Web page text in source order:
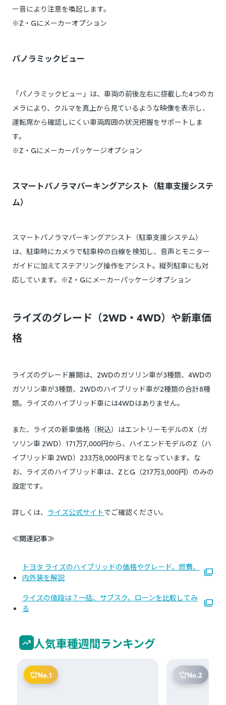
ー音により注意を喚起します。
※Z・Gにメーカーオプション
パノラミックビュー
「パノラミックビュー」は、車両の前後左右に搭載した4つのカ
メラにより、クルマを真上から見ているような映像を表示し、
運転席から確認しにくい車両周囲の状況把握をサポートしま
す。
※Z・Gにメーカーパッケージオプション
スマートパノラマパーキングアシスト（駐車支援システ
ム）
スマートパノラマパーキングアシスト（駐車支援システム）
は、駐車時にカメラで駐車枠の白線を検知し、音声とモニター
ガイドに加えてステアリング操作をアシスト。縦列駐車にも対
応しています。※Z・Gにメーカーパッケージオプション
ライズのグレード（2WD・4WD）や新車価
格
ライズのグレード展開は、2WDのガソリン車が3種類、4WDの
ガソリン車が3種類、2WDのハイブリッド車が2種類の合計8種
類。ライズのハイブリッド車には4WDはありません。
また、ライズの新車価格（税込）はエントリーモデルのX（ガ
ソリン車 2WD）171万7,000円から、ハイエンドモデルのZ（ハ
イブリッド車 2WD）233万8,000円までとなっています。な
お、ライズのハイブリッド車は、ZとG（217万3,000円）のみの
設定です。
詳しくは、 ライズ公式サイトでご確認ください。
≪関連記事≫
トヨタ ライズのハイブリッドの価格やグレード、燃費、
内外装を解説
ライズの値段は？一括、サブスク、ローンを比較してみ
る